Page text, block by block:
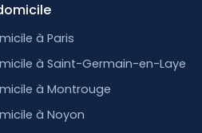
à Paris
à Saint-Germain-en-Laye
à Montrouge
à Noyon